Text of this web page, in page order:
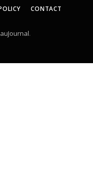
CONTACT
.